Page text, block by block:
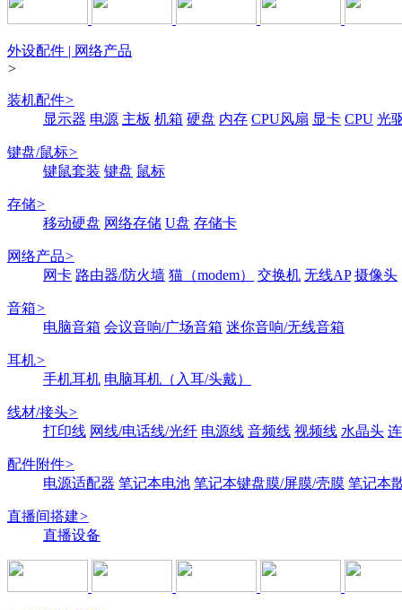
外设配件 | 网络产品
>
装机配件>
显示器 电源 主板 机箱 硬盘 内存 CPU风扇 显卡 CPU 光
键盘/鼠标>
键鼠套装 键盘 鼠标
存储>
移动硬盘 网络存储 U盘 存储卡
网络产品>
网卡 路由器/防火墙 猫（modem） 交换机 无线AP 摄像头
音箱>
电脑音箱 会议音响/广场音箱 迷你音响/无线音箱
耳机>
手机耳机 电脑耳机（入耳/头戴）
线材/接头>
打印线 网线/电话线/光纤 电源线 音频线 视频线 水晶头
配件附件>
电源适配器 笔记本电池 笔记本键盘膜/屏膜/壳膜 笔记本
直播间搭建>
直播设备